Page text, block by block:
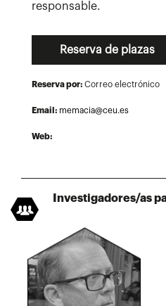
responsable.
Reserva de plazas
Reserva por: Correo electrónico
Email: memacia@ceu.es
Web:
Investigadores/as